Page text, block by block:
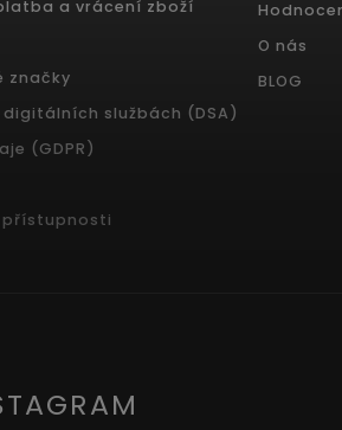
a vrácení zboží
značky
službách (DSA)
(GDPR)
přístupnosti
O nás
BLOG